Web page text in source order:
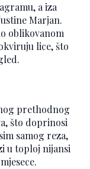
a iza
Marjan.
oblikovanom
lice, što
prethodnog
što doprinosi
samog reza,
u toploj nijansi